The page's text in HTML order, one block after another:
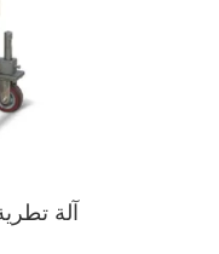
آلة